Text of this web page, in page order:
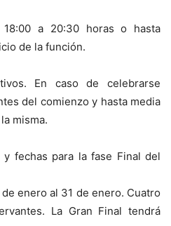
18:00 a 20:30 horas o hasta
de la función.
En caso de celebrarse
del comienzo y hasta media
misma.
y fechas para la fase Final del
enero al 31 de enero. Cuatro
La Gran Final tendrá